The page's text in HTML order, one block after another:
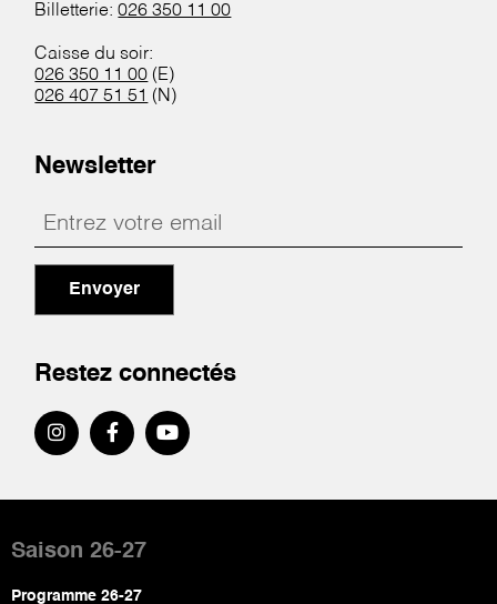
Billetterie:026 350 11 00
Caisse du soir:
026 350 11 00 (E)
026 407 51 51 (N)
Newsletter
Envoyer
Restez connectés
de
page
Saison 26-27
Programme 26-27